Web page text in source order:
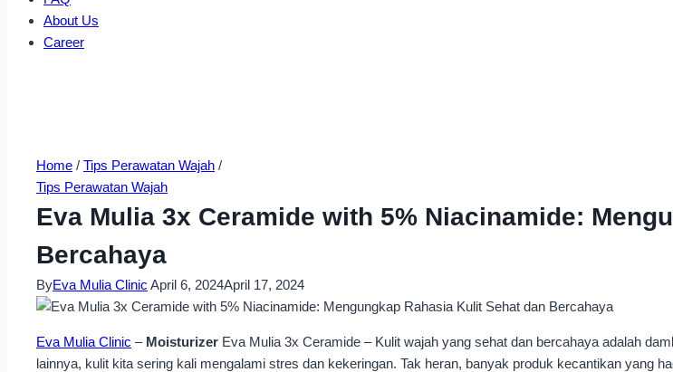
About Us
Career
Home / Tips Perawatan Wajah /
Tips Perawatan Wajah
Eva Mulia 3x Ceramide with 5% Niacinamide:
Bercahaya
ByEva Mulia Clinic April 6, 2024April 17, 2024
Eva Mulia Clinic – Moisturizer Eva Mulia 3x Ceramide – Kulit wajah yang sehat dan bercahaya adalah
lainnya, kulit kita sering kali mengalami stres dan kekeringan. Tak heran, banyak produk kecantikan yang